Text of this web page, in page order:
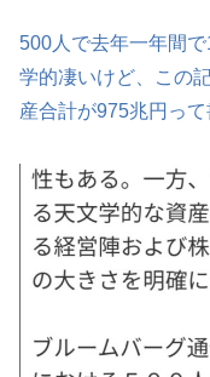
500人で去年一年間
学的凄いけど、この
産合計が975兆円って